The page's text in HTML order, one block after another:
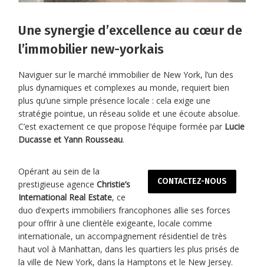
Une synergie d’excellence au cœur de
l’immobilier new-yorkais
Naviguer sur le marché immobilier de New York, l’un des
plus dynamiques et complexes au monde, requiert bien
plus qu’une simple présence locale : cela exige une
stratégie pointue, un réseau solide et une écoute absolue.
C’est exactement ce que propose l’équipe formée par Lucie
Ducasse et Yann Rousseau.
CONTACTEZ-NOUS
Opérant au sein de la
prestigieuse agenceChristie’s
International Real Estate, ce
duo d’experts immobiliers francophones allie ses forces
pour offrir à une clientèle exigeante, locale comme
internationale, un accompagnement résidentiel de très
haut vol à Manhattan, dans les quartiers les plus prisés de
la ville de New York, dans la Hamptons et le New Jersey.